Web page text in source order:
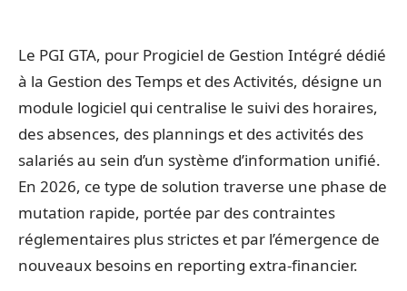
Le PGI GTA, pour Progiciel de Gestion Intégré dédié
à la Gestion des Temps et des Activités, désigne un
module logiciel qui centralise le suivi des horaires,
des absences, des plannings et des activités des
salariés au sein d’un système d’information unifié.
En 2026, ce type de solution traverse une phase de
mutation rapide, portée par des contraintes
réglementaires plus strictes et par l’émergence de
nouveaux besoins en reporting extra-financier.